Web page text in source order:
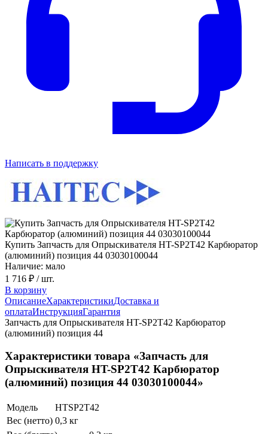
Написать в поддержку
Купить Запчасть для Опрыскивателя HT-SP2T42 Карбюратор
(алюминий) позиция 44 03030100044
Наличие: мало
1 716 ₽ / шт.
В корзину
ОписаниеХарактеристикиДоставка и
оплатаИнструкцияГарантия
Запчасть для Опрыскивателя HT-SP2T42 Карбюратор
(алюминий) позиция 44
Характеристики товара «Запчасть для
Опрыскивателя HT-SP2T42 Карбюратор
(алюминий) позиция 44 03030100044»
Модель
HTSP2T42
Вес (нетто) 0,3 кг